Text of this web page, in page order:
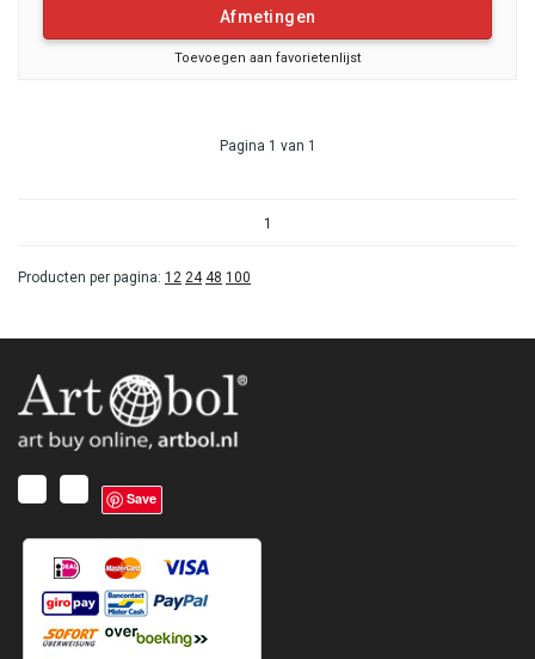
Afmetingen
Toevoegen aan favorietenlijst
Pagina 1 van 1
1
Producten per pagina: 12 24 48 100
Save